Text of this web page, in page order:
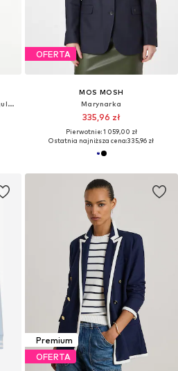
Marynarka 'Gold-tone Button Regular Fit Cropped Blazer'
OFERTA
MOS MOSH
Marynarka
335,96 zł
Pierwotnie: 1 059,00 zł
Ostatnia najniższa cena:335,96 zł
Premium
OFERTA